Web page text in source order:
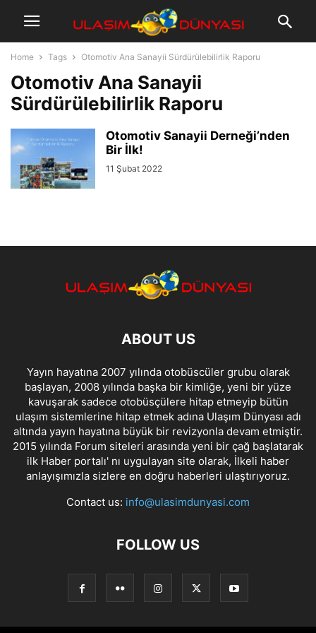
Home Tags Otomotiv Ana Sanayii Sürdürülebilirlik Raporu
Otomotiv Ana Sanayii
Sürdürülebilirlik Raporu
Otomotiv Sanayii Derneği’nden
Bir İlk!
11 Şubat 2022
ABOUT US
Yayın hayatına 2007 yılında otobüscüler grubu olarak
başlayan, 2008 yılında başka bir kimliğe, yeni bir yüze
kavuşarak sadece otobüsçülere hitap etmeyip bütün
ulaşım sistemlerine hitap etmek adına Ulaşım Dünyası adı
altında yayın hayatına büyük bir revizyonla devam etmiştir.
2015 yılında Forum siteleri arasında yeni bir çağ başlatarak
ilk Haber portalı' nı uygulayan site olarak, İlkeli haber
anlayışımızla sizlere en doğru haberleri ulaştırıyoruz.
Contact us: info@ulasimdunyasi.com
FOLLOW US